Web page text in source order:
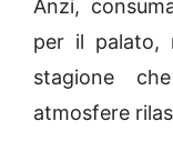
Anzi,
per il palato,
stagione
atmosfere